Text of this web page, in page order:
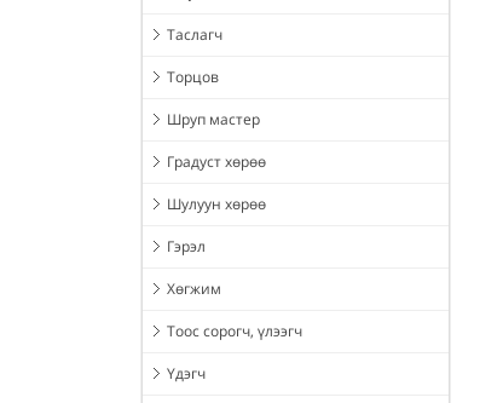
Таслагч
Торцов
Шруп мастер
Градуст хөрөө
Шулуун хөрөө
Гэрэл
Хөгжим
Тоос сорогч, үлээгч
Үдэгч